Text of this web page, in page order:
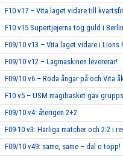
F10 v17 – Vita laget vidare till
F10 v15 Supertjejerna tog guld i
F09/10 v13 – Vita laget vidare i Lions
F09/10 v12 – Lagmaskinen levererar!
F09/10 v6 – Röda ångar på och Vita
F10 v5 – USM magibasket gav
F09/10 v4: återigen 2+2
F09-10 v3: Härliga matcher och 2-2 i
F09/10 v49: same, same – dal o topp!